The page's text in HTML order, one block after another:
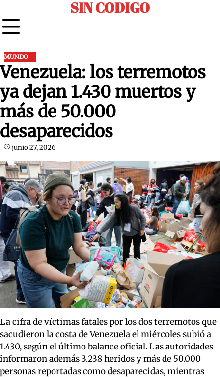
to
content
SIN CODIGO
MUNDO
Venezuela: los terremotos
ya dejan 1.430 muertos y
más de 50.000
desaparecidos
junio 27, 2026
La cifra de víctimas fatales por los dos terremotos que
sacudieron la costa de Venezuela el miércoles subió a
1.430, según el último balance oficial. Las autoridades
informaron además 3.238 heridos y más de 50.000
personas reportadas como desaparecidas, mientras